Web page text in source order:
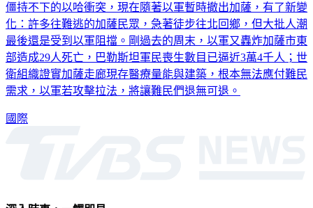
僵持不下的以哈衝突，現在隨著以軍暫時撤出加薩，有了新變
化：許多往難逃的加薩民眾，急著徒步往北回鄉，但大批人潮
最後還是受到以軍阻擋。剛過去的周末，以軍又轟炸加薩市東
部造成29人死亡，巴勒斯坦軍民喪生數目已逼近3萬4千人；世
衛組織證實加薩走廊現存醫療量能與建築，根本無法應付難民
需求，以軍若攻擊拉法，將讓難民們退無可退。
國際